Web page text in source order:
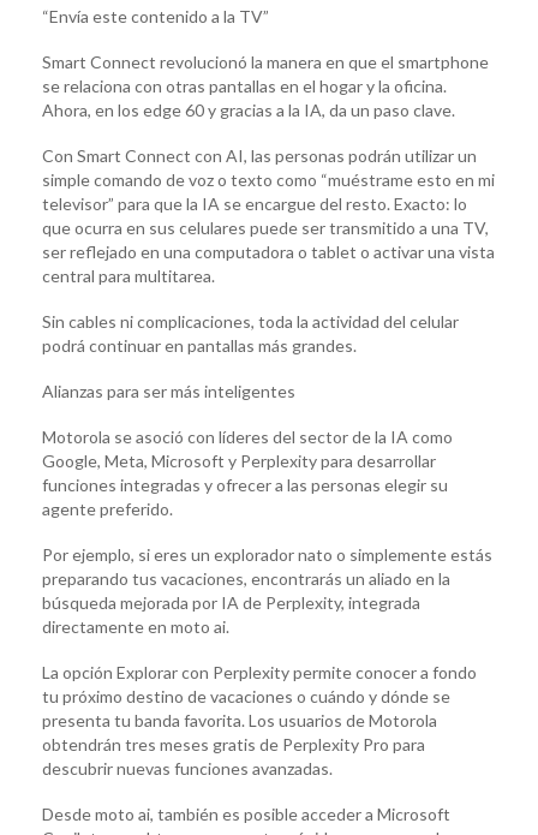
“Envía este contenido a la TV”
Smart Connect revolucionó la manera en que el smartphone
se relaciona con otras pantallas en el hogar y la oficina.
Ahora, en los edge 60 y gracias a la IA, da un paso clave.
Con Smart Connect con AI, las personas podrán utilizar un
simple comando de voz o texto como “muéstrame esto en mi
televisor” para que la IA se encargue del resto. Exacto: lo
que ocurra en sus celulares puede ser transmitido a una TV,
ser reflejado en una computadora o tablet o activar una vista
central para multitarea.
Sin cables ni complicaciones, toda la actividad del celular
podrá continuar en pantallas más grandes.
Alianzas para ser más inteligentes
Motorola se asoció con líderes del sector de la IA como
Google, Meta, Microsoft y Perplexity para desarrollar
funciones integradas y ofrecer a las personas elegir su
agente preferido.
Por ejemplo, si eres un explorador nato o simplemente estás
preparando tus vacaciones, encontrarás un aliado en la
búsqueda mejorada por IA de Perplexity, integrada
directamente en moto ai.
La opción Explorar con Perplexity permite conocer a fondo
tu próximo destino de vacaciones o cuándo y dónde se
presenta tu banda favorita. Los usuarios de Motorola
obtendrán tres meses gratis de Perplexity Pro para
descubrir nuevas funciones avanzadas.
Desde moto ai, también es posible acceder a Microsoft